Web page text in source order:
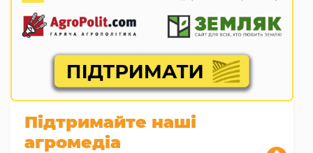
Підтримайте наші
агромедіа